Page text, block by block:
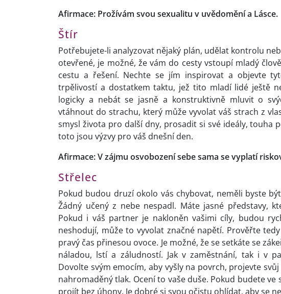
Afirmace: Prožívám svou sexualitu v uvědomění a Lásce.
Štír
Potřebujete-li analyzovat nějaký plán, udělat kontrolu
otevřené, je možné, že vám do cesty vstoupí mladý
cestu a řešení. Nechte se jím inspirovat a objevte
trpělivostí a dostatkem taktu, jež tito mladí lidé ještě
logicky a nebát se jasně a konstruktivně mluvit o
vtáhnout do strachu, který může vyvolat váš strach z
smysl života pro další dny, prosadit si své ideály, touha
toto jsou výzvy pro váš dnešní den.
Afirmace: V zájmu osvobození sebe sama se vyplatí
Střelec
Pokud budou druzí okolo vás chybovat, neměli byste
Žádný učený z nebe nespadl. Máte jasné představy,
Pokud i váš partner je nakloněn vašimi cíly, budou
neshodují, může to vyvolat značné napětí. Prověřte
pravý čas přinesou ovoce. Je možné, že se setkáte se
náladou, lstí a záludností. Jak v zaměstnání, tak i v
Dovolte svým emocím, aby vyšly na povrch, projevte
nahromaděný tlak. Ocení to vaše duše. Pokud budete
projít bez úhony. Je dobré si svou očistu ohlídat, aby se